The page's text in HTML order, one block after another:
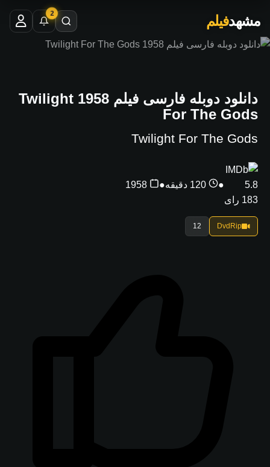
مشهدفیلم 2
دانلود دوبله فارسی فیلم 1958 Twilight
For The Gods
Twilight For The Gods
5.8
183 رای
● 120 دقیقه ●
1958
DvdRip
12